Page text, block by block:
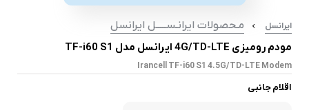
ایرانسل
مـحصولات ایرانـســـــل ایرانسل
مودم رومیزی 4G/TD-LTE ایرانسل مدل TF-i60 S1
Irancell TF-i60 S1 4.5G/TD-LTE Modem
اقلام جانبی